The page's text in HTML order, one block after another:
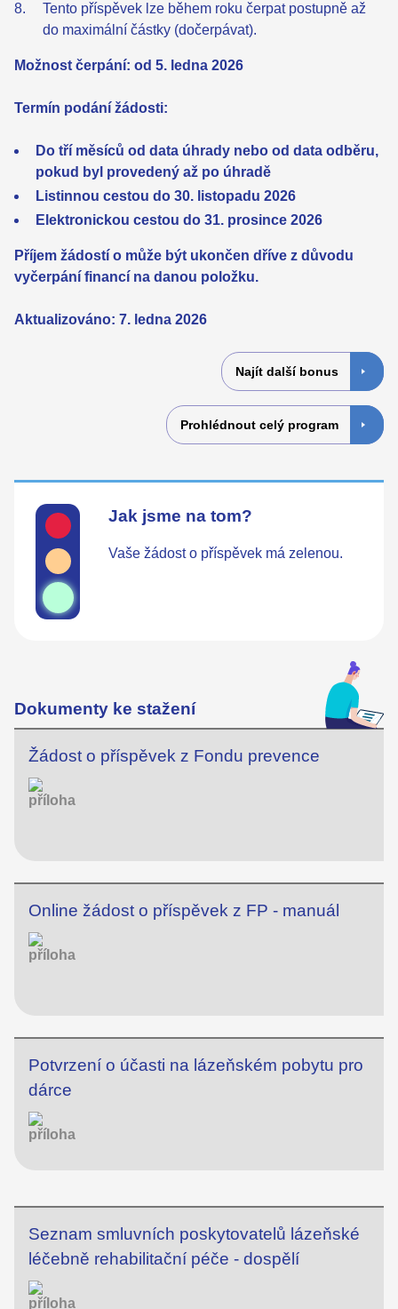
Tento příspěvek lze během roku čerpat postupně až
do maximální částky (dočerpávat).
Možnost čerpání: od 5. ledna 2026
Termín podání žádosti:
Do tří měsíců od data úhrady nebo od data odběru,
pokud byl provedený až po úhradě
Listinnou cestou do 30. listopadu 2026
Elektronickou cestou do 31. prosince 2026
Příjem žádostí o může být ukončen dříve z důvodu
vyčerpání financí na danou položku.
Aktualizováno: 7. ledna 2026
Najít další bonus
Prohlédnout celý program
Jak jsme na tom?
Vaše žádost o příspěvek má zelenou.
Dokumenty ke stažení
Žádost o příspěvek z Fondu prevence
Online žádost o příspěvek z FP - manuál
Potvrzení o účasti na lázeňském pobytu pro
dárce
Seznam smluvních poskytovatelů lázeňské
léčebně rehabilitační péče - dospělí